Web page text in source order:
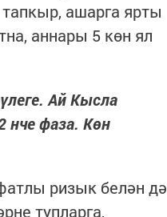
ашарга ярты
аннары 5 көн ял
Ай Кысла
нче фаза. Көн
ризык белән дә
тупларга,